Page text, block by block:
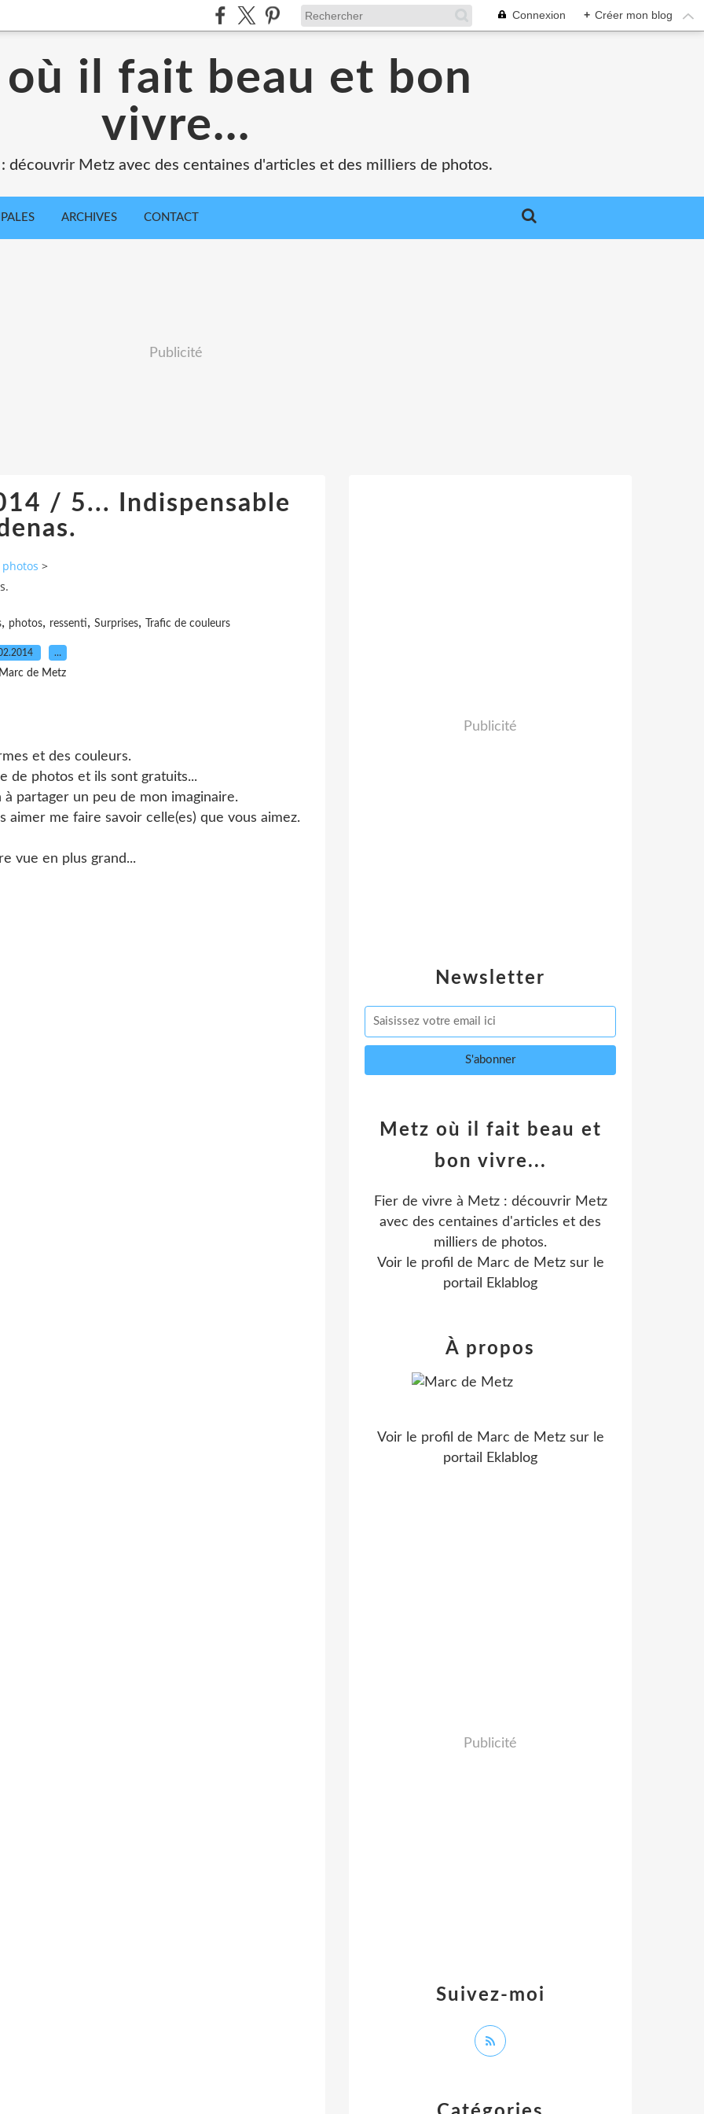
Connexion + Créer mon blog
où il fait beau et bon
vivre...
découvrir Metz avec des centaines d'articles et des milliers de photos.
ARCHIVES CONTACT
Publicité
/ 5... Indispensable
>
, photos, ressenti, Surprises, Trafic de couleurs
…
de Metz
et des couleurs.
de photos et ils sont gratuits...
partager un peu de mon imaginaire.
me faire savoir celle(es) que vous aimez.
vue en plus grand...
Newsletter
Publicité
Metz où il fait beau et
bon vivre...
Fier de vivre à Metz : découvrir Metz
avec des centaines d'articles et des
milliers de photos.
Voir le profil de Marc de Metzsur le
portail Eklablog
Suivez-moi
À propos
Voir le profil de Marc de Metzsur le
portail Eklablog
Publicité